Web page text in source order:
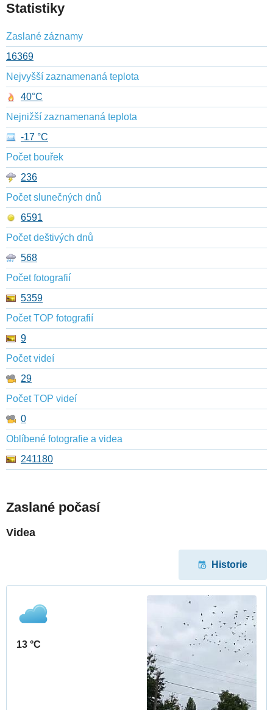
Statistiky
Zaslané záznamy
16369
Nejvyšší zaznamenaná teplota
40°C
Nejnižší zaznamenaná teplota
-17 °C
Počet bouřek
236
Počet slunečných dnů
6591
Počet deštivých dnů
568
Počet fotografií
5359
Počet TOP fotografií
9
Počet videí
29
Počet TOP videí
0
Oblíbené fotografie a videa
241180
Zaslané počasí
Videa
Historie
13 °C